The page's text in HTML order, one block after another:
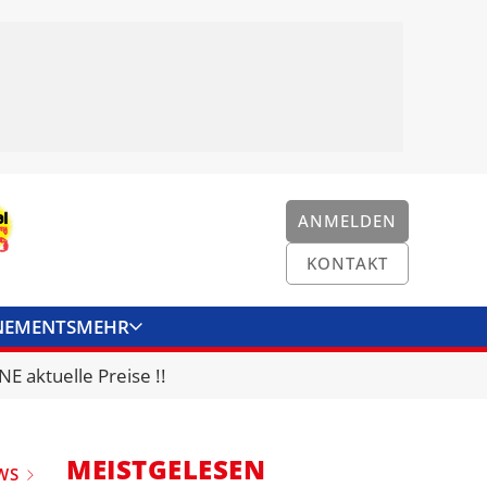
ANMELDEN
KONTAKT
MEHR
KONTAKT
aktuelle Preise !!
MEISTGELESEN